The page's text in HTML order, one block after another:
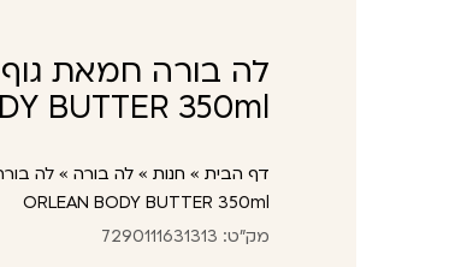
BUTTER 350ml
דף הבית » חנות » לה בורה »
ORLEAN BODY BUTTER 350ml
מק"ט: 7290111631313